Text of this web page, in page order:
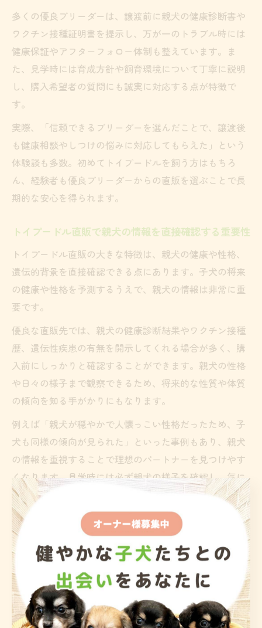
多くの優良ブリーダーは、譲渡前に親犬の健康診断書や
ワクチン接種証明書を提示し、万が一のトラブル時には
健康保証やアフターフォロー体制も整えています。ま
た、見学時には育成方針や飼育環境について丁寧に説明
し、購入希望者の質問にも誠実に対応する点が特徴で
す。
実際、「信頼できるブリーダーを選んだことで、譲渡後
も健康相談やしつけの悩みに対応してもらえた」という
体験談も多数。初めてトイプードルを飼う方はもちろ
ん、経験者も優良ブリーダーからの直販を選ぶことで長
期的な安心を得られます。
トイプードル直販で親犬の情報を直接確認する重要性
トイプードル直販の大きな特徴は、親犬の健康や性格、
遺伝的背景を直接確認できる点にあります。子犬の将来
の健康や性格を予測するうえで、親犬の情報は非常に重
要です。
優良な直販先では、親犬の健康診断結果やワクチン接種
歴、遺伝性疾患の有無を開示してくれる場合が多く、購
入前にしっかりと確認することができます。親犬の性格
や日々の様子まで観察できるため、将来的な性質や体質
の傾向を知る手がかりにもなります。
例えば「親犬が穏やかで人懐っこい性格だったため、子
犬も同様の傾向が見られた」といった事例もあり、親犬
の情報を重視することで理想のパートナーを見つけやす
くなります。見学時には必ず親犬の様子を確認し、気に
なる点は納得するまで質問しましょう。
トイプードルブリーダー選びで失敗しないコツ
トイプードルの直販で失敗しないためには、信頼できる
親犬・子犬の健康状態を自分の目で確認できるかをチェ
ックしましょう。